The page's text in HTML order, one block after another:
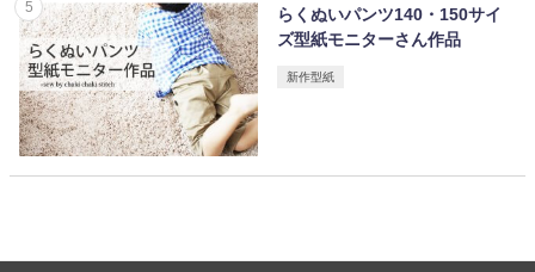
らくぬいパンツ140・150サイ
ズ型紙モニターさん作品
新作型紙